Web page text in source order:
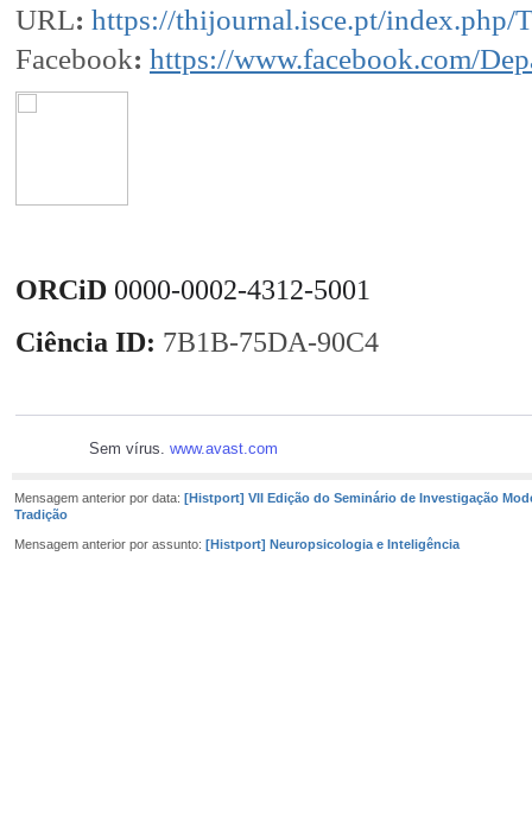
URL: https://thijournal.isce.pt/index.php/
Facebook: https://www.facebook.com/
ORCiD 0000-0002-4312-5001
Ciência ID: 7B1B-75DA-90C4
Sem vírus. www.avast.com
Mensagem anterior por data: [Histport] VII Edição do Seminário de Investigação
Tradição
Mensagem anterior por assunto: [Histport] Neuropsicologia e Inteligência